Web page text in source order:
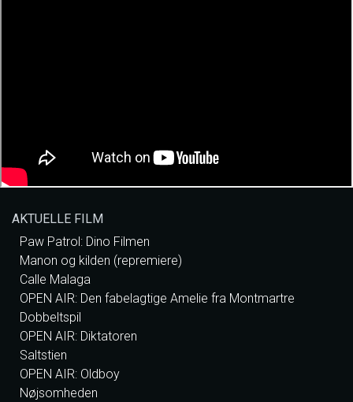
AKTUELLE FILM
Paw Patrol: Dino Filmen
Manon og kilden (repremiere)
Calle Malaga
OPEN AIR: Den fabelagtige Amelie fra Montmartre
Dobbeltspil
OPEN AIR: Diktatoren
Saltstien
OPEN AIR: Oldboy
Nøjsomheden